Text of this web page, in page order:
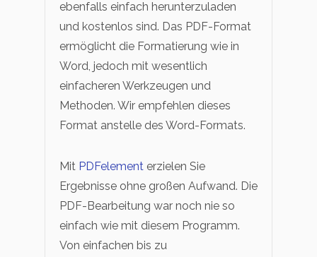
ebenfalls einfach herunterzuladen
und kostenlos sind. Das PDF-Format
ermöglicht die Formatierung wie in
Word, jedoch mit wesentlich
einfacheren Werkzeugen und
Methoden. Wir empfehlen dieses
Format anstelle des Word-Formats.
Mit PDFelement erzielen Sie
Ergebnisse ohne großen Aufwand. Die
PDF-Bearbeitung war noch nie so
einfach wie mit diesem Programm.
Von einfachen bis zu